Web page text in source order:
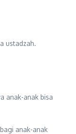
ustadzah.
anak-anak bisa
anak-anak